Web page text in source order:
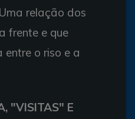
relação dos
frente e que
o riso e a
"VISITAS" E